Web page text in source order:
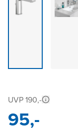
UVP 190,-
95,-